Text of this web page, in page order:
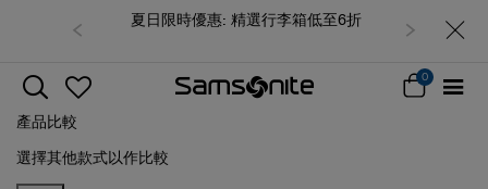
夏日限時優惠: 精選行李箱低至6折
產品比較